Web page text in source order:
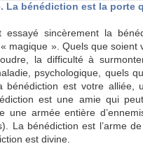
La bénédiction est la porte
essayé sincèrement la
magique ». Quels que soient
la difficulté à
psychologique, quels
bénédiction est votre alliée,
est une amie qui
une armée entière
La bénédiction est l’arme
est divine.